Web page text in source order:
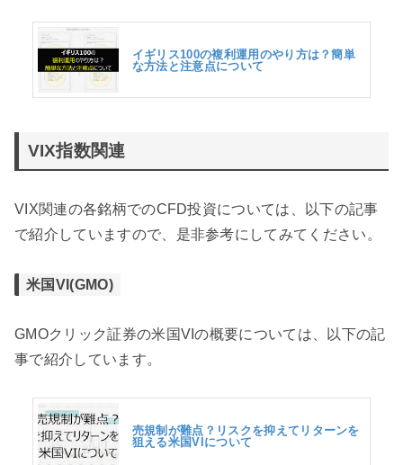
イギリス100の複利運用のやり方は？簡単
な方法と注意点について
VIX指数関連
VIX関連の各銘柄でのCFD投資については、以下の記事
で紹介していますので、是非参考にしてみてください。
米国VI(GMO)
GMOクリック証券の米国VIの概要については、以下の記
事で紹介しています。
売規制が難点？リスクを抑えてリターンを
狙える米国VIについて